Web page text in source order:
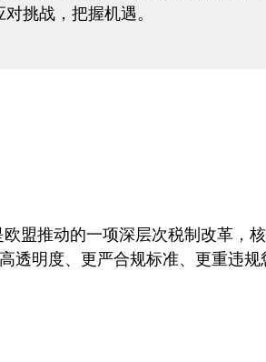
挑战，把握机遇。
盟推动的一项深层次税制改革，
明度、更严合规标准、更重违规